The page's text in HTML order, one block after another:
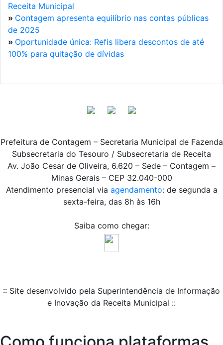
Receita Municipal
» Contagem apresenta equilíbrio nas contas públicas
de 2025
» Oportunidade única: Refis libera descontos de até
100% para quitação de dívidas
Prefeitura de Contagem – Secretaria Municipal de Fazenda
Subsecretaria do Tesouro / Subsecretaria de Receita
Av. João Cesar de Oliveira, 6.620 – Sede – Contagem –
Minas Gerais – CEP 32.040-000
Atendimento presencial via agendamento: de segunda a
sexta-feira, das 8h às 16h
Saiba como chegar:
:: Site desenvolvido pela Superintendência de Informação
e Inovação da Receita Municipal ::